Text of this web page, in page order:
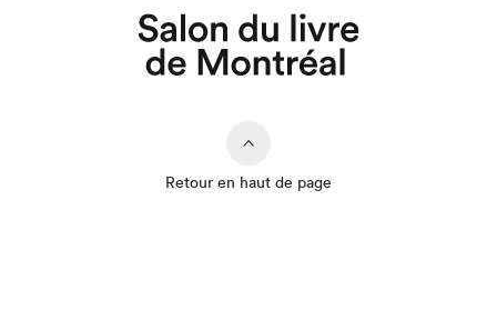
Retour en haut de page